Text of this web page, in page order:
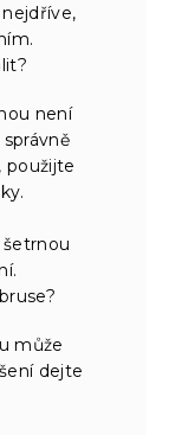
není
použijte
může
dejte